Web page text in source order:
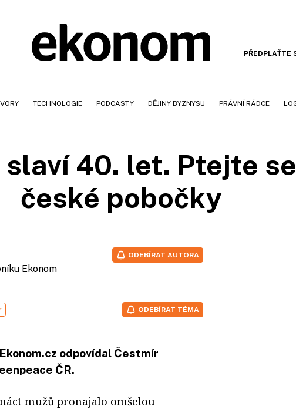
PŘEDPLAŤTE
TECHNOLOGIE PODCASTY DĚJINY BYZNYSU PRÁVNÍ RÁDCE
slaví 40. let. Ptejte
české pobočky
Ekonom
ODEBÍRAT AUTORA
ODEBÍRAT TÉMA
odpovídal Čestmír
ČR.
mužů pronajalo omšelou